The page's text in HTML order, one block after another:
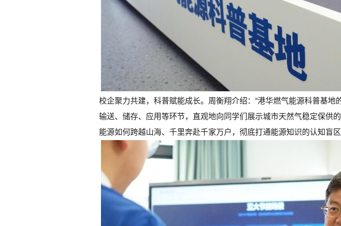
校企聚力共建，科普赋能成长。周衡翔介绍：“港华燃气能源科普基地
输送、储存、应用等环节，直观地向同学们展示城市天然气稳定保供
能源如何跨越山海、千里奔赴千家万户，彻底打通能源知识的认知盲